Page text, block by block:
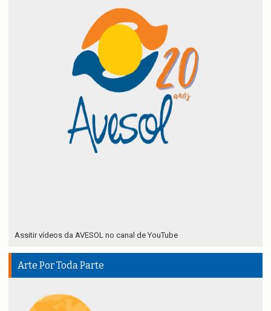
Assitir vídeos da AVESOL no canal de YouTube
Arte Por Toda Parte